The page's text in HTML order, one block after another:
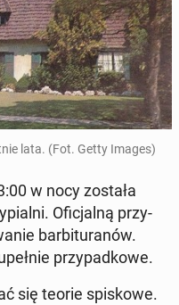
lata. (Fot. Getty Images)
w nocy została
Ofic­jal­ną przy­
bar­bi­tu­ranów.
przy­pad­kowe.
się teorie spiskowe.